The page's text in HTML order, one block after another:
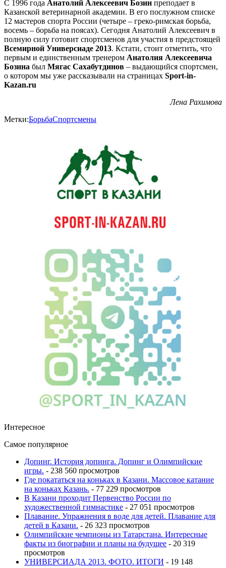
С 1996 года Анатолий Алексеевич Бозин преподает в
Казанской ветеринарной академии. В его послужном списке
12 мастеров спорта России (четыре – греко-римская борьба,
восемь – борьба на поясах). Сегодня Анатолий Алексеевич в
полную силу готовит спортсменов для участия в предстоящей
Всемирной Универсиаде 2013. Кстати, стоит отметить, что
первым и единственным тренером Анатолия Алексеевича
Бозина был Мягас Сахабутдинов – выдающийся спортсмен,
о котором мы уже рассказывали на страницах Sport-in-
Kazan.ru
Лена Рахимова
Метки:БорьбаСпортсмены
Интересное
Самое популярное
Допинг. История допинга. Допинг и Олимпийские
игры. - 238 560 просмотров
Где покататься на коньках в Казани. Массовое катание
на коньках Казань. - 77 229 просмотров
В Казани проходит Первенство России по
художественной гимнастике - 27 051 просмотров
Плавание. Упражнения в воде для детей. Плавание для
детей в Казани. - 26 323 просмотров
Олимпийские чемпионы из Татарстана. Интересные
факты из биографии и планы на будущее - 20 319
просмотров
УНИВЕРСИАДА 2013. ФОТО. ИТОГИ - 19 148